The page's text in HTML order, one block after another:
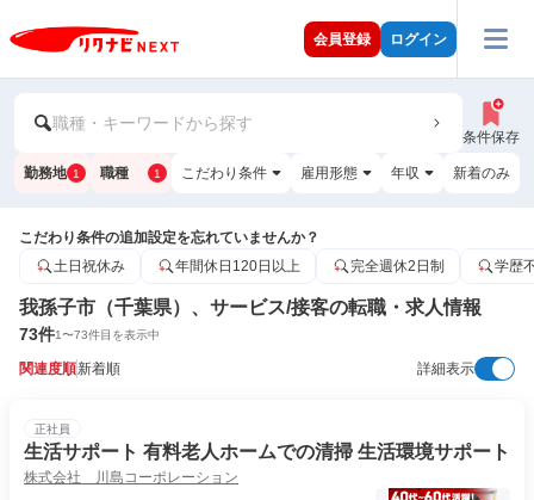
会員登録 ログイン
職種・キーワードから探す
条件保存
勤務地 1 職種 1 こだわり条件 雇用形態 年収 新着のみ
こだわり条件の追加設定を忘れていませんか？
土日祝休み
年間休日120日以上 完全週休2日制 学歴
我孫子市（千葉県）、サービス/接客の転職・求人情報
73件1〜73件目を表示中
関連度順新着順 詳細表示
正社員
生活サポート 有料老人ホームでの清掃 生活環境サポート
株式会社 川島コーポレーション